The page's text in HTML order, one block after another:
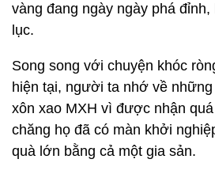
vàng đang ngày ngày phá
lục.
Song song với chuyện khóc
hiện tại, người ta nhớ về
xôn xao MXH vì được nhận
chăng họ đã có màn khởi
quà lớn bằng cả một gia sản.